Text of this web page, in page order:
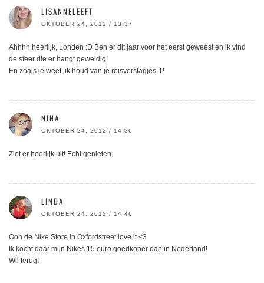
LISANNELEEFT
OKTOBER 24, 2012 / 13:37
Ahhhh heerlijk, Londen :D Ben er dit jaar voor het eerst geweest en ik vind
de sfeer die er hangt geweldig!
En zoals je weet, ik houd van je reisverslagjes :P
NINA
OKTOBER 24, 2012 / 14:36
Ziet er heerlijk uit! Echt genieten.
LINDA
OKTOBER 24, 2012 / 14:46
Ooh de Nike Store in Oxfordstreet love it <3
Ik kocht daar mijn Nikes 15 euro goedkoper dan in Nederland!
Wil terug!